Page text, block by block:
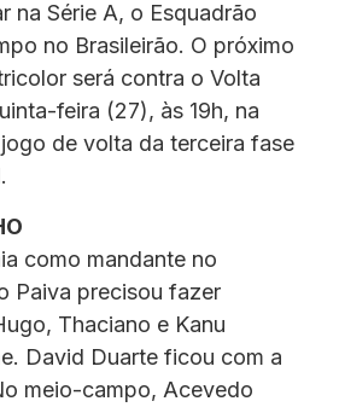
na Série A, o Esquadrão
no Brasileirão. O próximo
será contra o Volta
feira (27), às 19h, na
de volta da terceira fase
como mandante no
Paiva precisou fazer
Thaciano e Kanu
David Duarte ficou com a
meio-campo, Acevedo